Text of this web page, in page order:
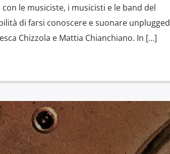
le musiciste, i musicisti e le band del
di farsi conoscere e suonare unplugged
Chizzola e Mattia Chianchiano. In […]